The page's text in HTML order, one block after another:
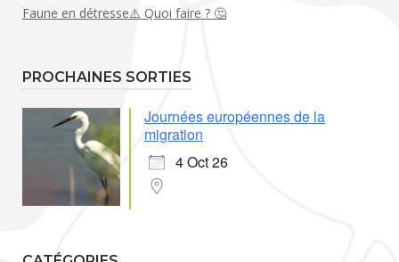
Faune en détresse⚠️ Quoi faire ? 🤔
PROCHAINES SORTIES
Journées européennes de la
migration
4 Oct 26